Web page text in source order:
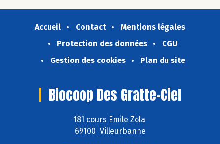
Accueil Contact
Mentions légales
Protection des données
CGU
Gestion des cookies
Plan du site
Biocoop Des Gratte-Ciel
181 cours Emile Zola
69100 Villeurbanne